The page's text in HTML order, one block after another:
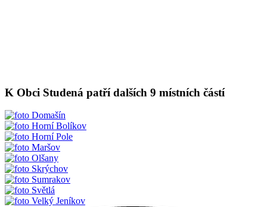
K Obci Studená patří dalších 9 místních částí
Domašín
Horní Bolíkov
Horní Pole
Maršov
Olšany
Skrýchov
Sumrakov
Světlá
Velký Jeníkov